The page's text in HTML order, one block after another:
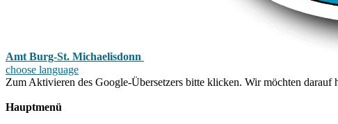
Amt Burg-St. Michaelisdonn
choose language
Zum Aktivieren des Google-Übersetzers bitte klicken. Wir möchten
Hauptmenü